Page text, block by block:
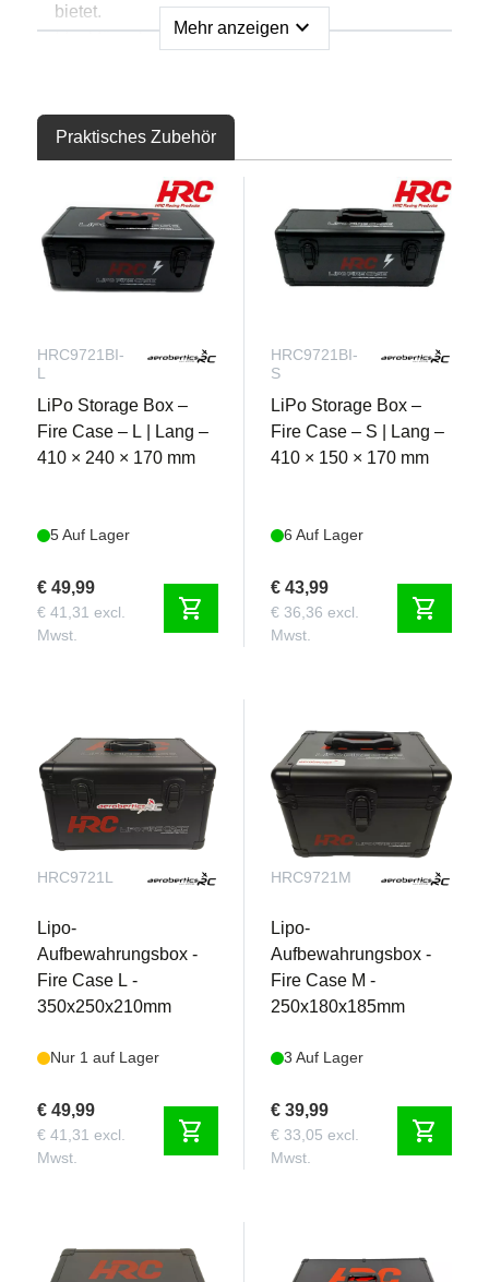
bietet.
Ideal für schwer zugängliche Installationen –
Vormontiert mit JR-, MPX- und XH-Anschlüssen
sind die Ro-Power ULTRA LiFePO4-Akkus voll
kompatibel mit allen gängigen
Empfängersystemen und lassen sich nahtlos in
Ihr Setup integrieren.
Neben der Leistung sind diese Akkus auch eine
Hocheffiziente Energienutzung.
Nahezu 100% recycelbar, unterstützt nachhaltige
Praktiken.
die Ro-Power ULTRA LiFePO4-Akkus von
Mehr anzeigen expand_more
Praktisches Zubehör
HRC9721BI-
L
LiPo Storage Box –
Fire Case – L | Lang –
410 × 240 × 170 mm
5 Auf Lager
€ 49,99
€ 41,31 excl.
Mwst.
shopping_cart
HRC9721BI-
S
LiPo Storage Box –
Fire Case – S | Lang –
410 × 150 × 170 mm
6 Auf Lager
€ 43,99
€ 36,36 excl.
Mwst.
shopping_cart
HRC9721L
Lipo-
Aufbewahrungsbox -
Fire Case L -
350x250x210mm
Nur 1 auf Lager
€ 49,99
€ 41,31 excl.
Mwst.
shopping_cart
HRC9721M
Lipo-
Aufbewahrungsbox -
Fire Case M -
250x180x185mm
3 Auf Lager
€ 39,99
€ 33,05 excl.
Mwst.
shopping_cart